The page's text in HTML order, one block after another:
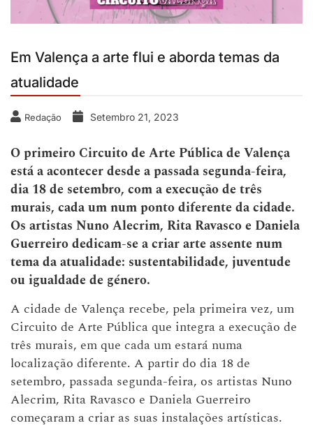
Em Valença a arte flui e aborda temas da
atualidade
Redação Setembro 21, 2023
O primeiro Circuito de Arte Pública de Valença
está a acontecer desde a passada segunda-feira,
dia 18 de setembro, com a execução de três
murais, cada um num ponto diferente da cidade.
Os artistas Nuno Alecrim, Rita Ravasco e Daniela
Guerreiro dedicam-se a criar arte assente num
tema da atualidade: sustentabilidade, juventude
ou igualdade de género.
A cidade de Valença recebe, pela primeira vez, um
Circuito de Arte Pública que integra a execução de
três murais, em que cada um estará numa
localização diferente. A partir do dia 18 de
setembro, passada segunda-feira, os artistas Nuno
Alecrim, Rita Ravasco e Daniela Guerreiro
começaram a criar as suas instalações artísticas.